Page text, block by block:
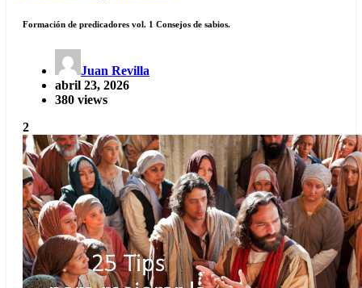
Formación de predicadores vol. 1 Consejos de sabios.
Juan Revilla
abril 23, 2026
380 views
2